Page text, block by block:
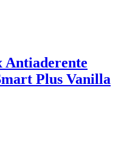
Antiaderente
Plus Vanilla